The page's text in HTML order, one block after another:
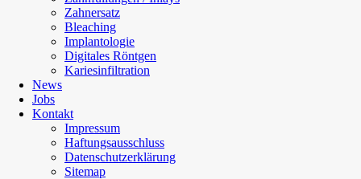
Zahnersatz
Bleaching
Implantologie
Digitales Röntgen
Kariesinfiltration
News
Jobs
Kontakt
Impressum
Haftungsausschluss
Datenschutzerklärung
Sitemap